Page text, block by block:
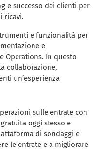
e successo dei clienti per
ricavi.
e funzionalità per
e
Operations. In questo
collaborazione,
un’esperienza
sulle entrate con
oggi stesso e
di sondaggi e
le entrate e a migliorare